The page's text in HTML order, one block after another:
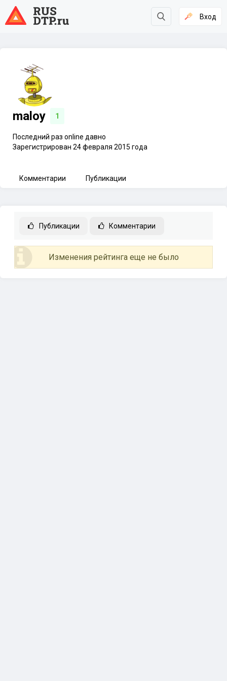
Вход
maloy 1
Последний раз online давно
Зарегистрирован 24 февраля 2015 года
Комментарии Публикации
Публикации Комментарии
Изменения рейтинга еще не было